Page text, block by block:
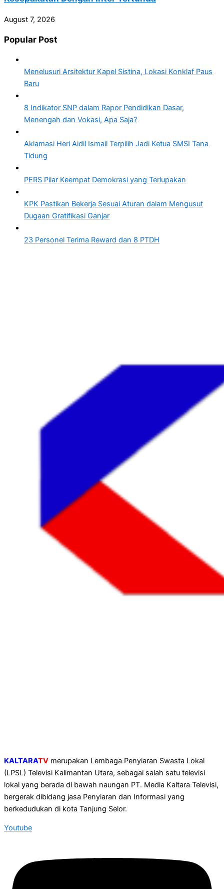
August 7, 2026
Popular Post
Menelusuri Arsitektur Kapel Sistina, Lokasi Konklaf Paus
Baru
8 Indikator SNP dalam Rapor Pendidikan Dasar,
Menengah dan Vokasi, Apa Saja?
Aklamasi Heri Aidil Ismail Terpilih Jadi Ketua SMSI Tana
Tidung
PERS Pilar Keempat Demokrasi yang Terlupakan
KPK Pastikan Bekerja Sesuai Aturan dalam Mengusut
Dugaan Gratifikasi Ganjar
23 Personel Terima Reward dan 8 PTDH
KALTARATV merupakan Lembaga Penyiaran Swasta Lokal
(LPSL) Televisi Kalimantan Utara, sebagai salah satu televisi
lokal yang berada di bawah naungan PT. Media Kaltara Televisi,
bergerak dibidang jasa Penyiaran dan Informasi yang
berkedudukan di kota Tanjung Selor.
Youtube